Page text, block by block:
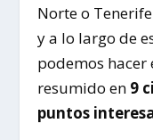
Norte o
y a lo largo de
podemos hacer
resumido en 9
puntos